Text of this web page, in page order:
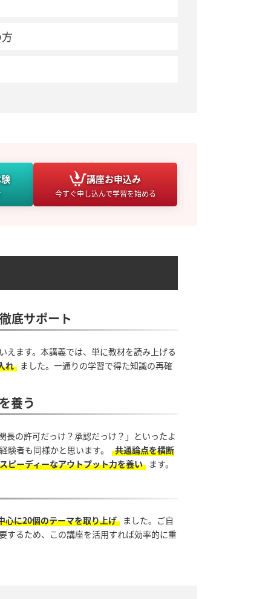
講座お申込み
今すぐ申し込んで学習を始める
底サポート
えます。本講義では、単に教材を読み上げる
れ
ました。一通りの学習で得た知識の再確
養う
長の許可だっけ？承認だっけ？」といったよ
者も同様かと思います。
共通論点を横断
ピーディーなアウトプット力を養い
ます。
心に20個のテーマを取り上げ
ました。ご自
するため、この講座を活用すれば効率的に重